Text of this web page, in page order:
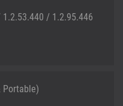
/ 1.2.95.446
Portable)